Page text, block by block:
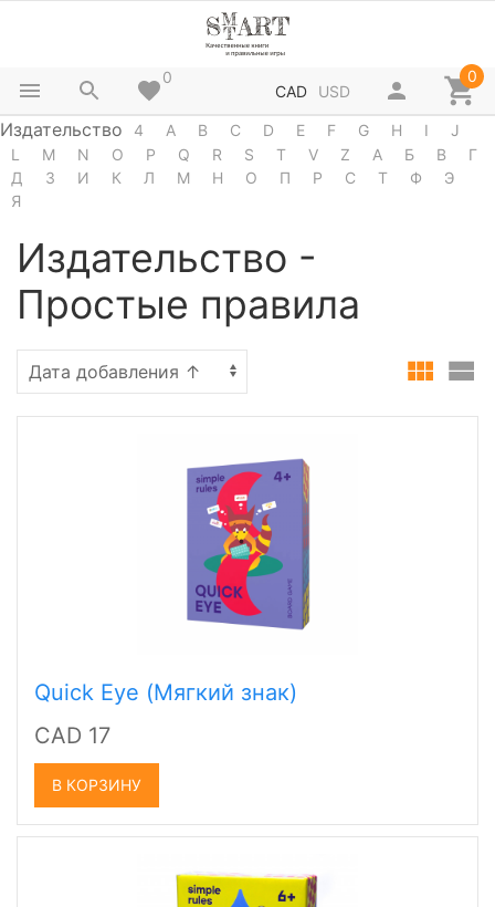
0
CAD USD
0
Издательство 4 A B C D E F G H I
J
L
M N O P Q R S T V Z А Б В
Г
Д
З И К Л М Н О П Р С Т Ф
Э
Я
Издательство -
Простые правила
Quick Eye (Мягкий знак)
CAD 17
В КОРЗИНУ